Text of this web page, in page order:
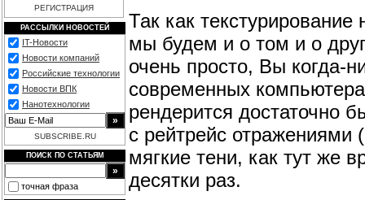
РЕГИСТРАЦИЯ
РАССЫЛКИ НОВОСТЕЙ
IT-Новости
Новости компаний
Российские технологии
Новости ВПК
Нанотехнологии
SUBSCRIBE.RU
ПОИСК ПО СТАТЬЯМ
точная фраза
Так как
мы будем и о том и о
очень просто, Вы когда-
современных
рендерится достаточно
с рейтрейс отражениями
мягкие тени, как тут же
десятки раз.